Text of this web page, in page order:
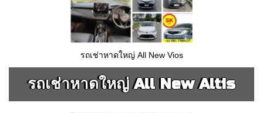
รถเช่าหาดใหญ่ All New Vios
รถเช่าหาดใหญ่ All New Altis